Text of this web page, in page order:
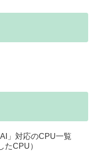
AI」対応のCPU一覧
たCPU）